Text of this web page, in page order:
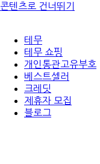
콘텐츠로 건너뛰기
테무
테무 쇼핑
개인통관고유부호
베스트셀러
크레딧
제휴자 모집
블로그